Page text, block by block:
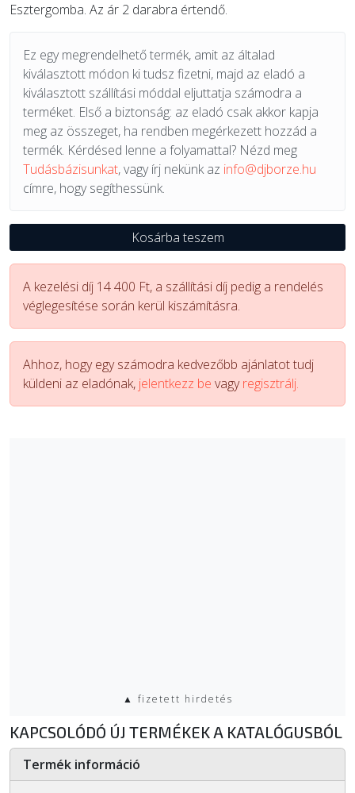
Esztergomba. Az ár 2 darabra értendő.
Ez egy megrendelhető termék, amit az általad
kiválasztott módon ki tudsz fizetni, majd az eladó a
kiválasztott szállítási móddal eljuttatja számodra a
terméket. Első a biztonság: az eladó csak akkor kapja
meg az összeget, ha rendben megérkezett hozzád a
termék. Kérdésed lenne a folyamattal? Nézd meg
Tudásbázisunkat, vagy írj nekünk az info@djborze.hu
címre, hogy segíthessünk.
Kosárba teszem
A kezelési díj 14 400 Ft, a szállítási díj pedig a rendelés
véglegesítése során kerül kiszámításra.
Ahhoz, hogy egy számodra kedvezőbb ajánlatot tudj
küldeni az eladónak, jelentkezz be vagyregisztrálj.
▲ fizetett hirdetés
KAPCSOLÓDÓ ÚJ TERMÉKEK A KATALÓGUSBÓL
Termék információ